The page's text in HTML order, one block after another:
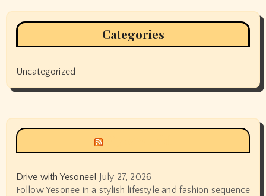
Categories
Uncategorized
Drive with Yesonee! July 27, 2026
Follow Yesonee in a stylish lifestyle and fashion sequence